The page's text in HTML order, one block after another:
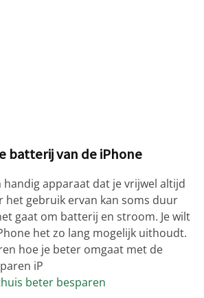
batterij van de iPhone
handig apparaat dat je vrijwel altijd
het gebruik ervan kan soms duur
gaat om batterij en stroom. Je wilt
het zo lang mogelijk uithoudt.
hoe je beter omgaat met de
iP